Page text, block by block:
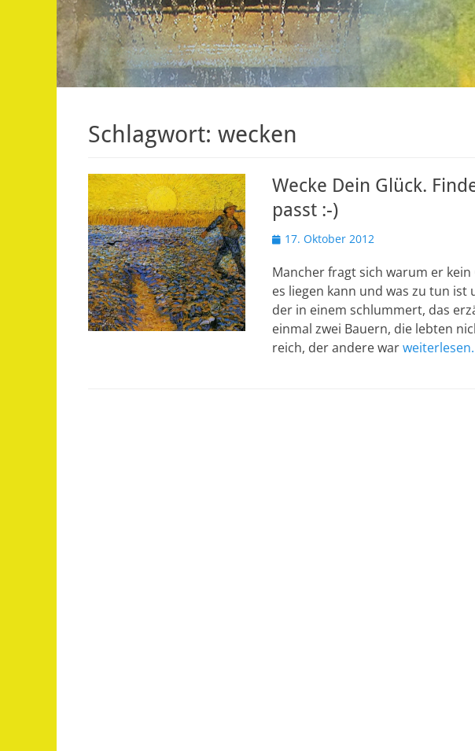
Schlagwort: wecken
Wecke Dein Glück.
passt :-)
Veröffentlicht
17. Oktober 2012
Mancher fragt sich warum er
es liegen kann und was zu tun ist
der in einem schlummert, das
einmal zwei Bauern, die lebten
reich, der andere war